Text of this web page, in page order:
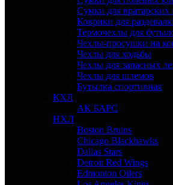
Сумки для
Коврики для
Термочехлы для
Чехлы-просушки на
Чехлы для ходьбы
Чехлы для запасных
Чехлы для шлемов
Бутылка спортивная
КХЛ
АК БАРС
НХЛ
Boston Bruins
Chicago Blackhawks
Dallas Stars
Detroit Red Wings
Edmonton Oilers